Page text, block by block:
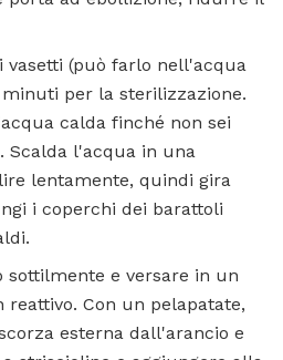
vasetti (può farlo nell'acqua
per la sterilizzazione.
calda finché non sei
Scalda l'acqua in una
lentamente, quindi gira
i coperchi dei barattoli
sottilmente e versare in un
Con un pelapatate,
esterna dall'arancio e